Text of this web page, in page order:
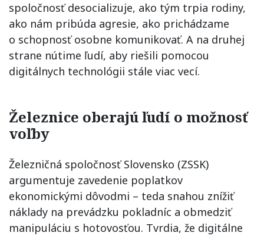
spoločnosť desocializuje, ako tým trpia rodiny,
ako nám pribúda agresie, ako prichádzame
o schopnosť osobne komunikovať. A na druhej
strane nútime ľudí, aby riešili pomocou
digitálnych technológii stále viac vecí.
Železnice oberajú ľudí o možnosť
voľby
Železničná spoločnosť Slovensko (ZSSK)
argumentuje zavedenie poplatkov
ekonomickými dôvodmi – teda snahou znížiť
náklady na prevádzku pokladníc a obmedziť
manipuláciu s hotovosťou. Tvrdia, že digitálne